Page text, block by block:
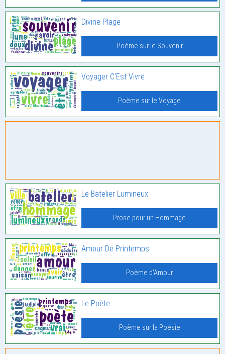
Divine Plage
Poème sur le Souvenir
Voyager C’Est Vivre
Poème sur le Voyage
Le Batelier Lumineux
Prose pour un Hommage
Amour De Printemps
Poème d'Amour
Le Poète
Poème sur la Poésie